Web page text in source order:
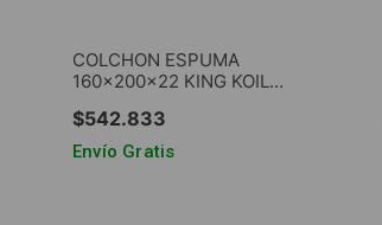
COLCHON ESPUMA
160x200x22 KING KOIL
$542.833
Envío Gratis